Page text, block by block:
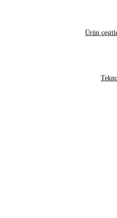
Ürün